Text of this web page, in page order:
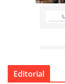
Editorial